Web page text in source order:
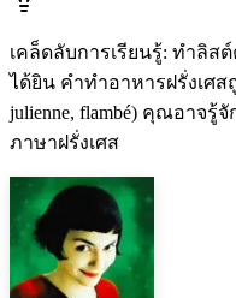
เคล็ดลับการเรียนรู้: ทำลิสต์
ได้ยิน คำทำอาหารฝรั่งเศส
julienne, flambé) คุณอาจรู้
ภาษาฝรั่งเศส